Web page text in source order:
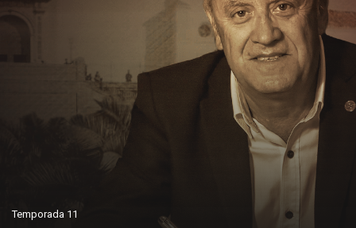
Temporada 11